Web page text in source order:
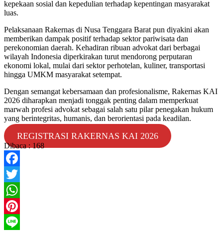
kepekaan sosial dan kepedulian terhadap kepentingan masyarakat
luas.
Pelaksanaan Rakernas di Nusa Tenggara Barat pun diyakini akan
memberikan dampak positif terhadap sektor pariwisata dan
perekonomian daerah. Kehadiran ribuan advokat dari berbagai
wilayah Indonesia diperkirakan turut mendorong perputaran
ekonomi lokal, mulai dari sektor perhotelan, kuliner, transportasi
hingga UMKM masyarakat setempat.
Dengan semangat kebersamaan dan profesionalisme, Rakernas KAI
2026 diharapkan menjadi tonggak penting dalam memperkuat
marwah profesi advokat sebagai salah satu pilar penegakan hukum
yang berintegritas, humanis, dan berorientasi pada keadilan.
REGISTRASI RAKERNAS KAI 2026
Dibaca : 168
Facebook
Twitter
WhatsApp
Pinterest